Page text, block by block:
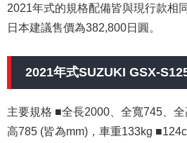
2021年式的規格配備皆與現行款相
日本建議售價為382,800日圓。
2021年式SUZUKI GSX-
主要規格 ■全長2000、全寬745、
高785 (皆為mm)，車重133kg